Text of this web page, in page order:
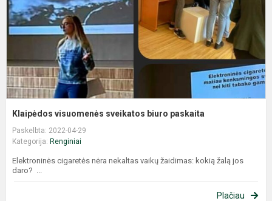
Klaipėdos visuomenės sveikatos biuro paskaita
Paskelbta: 2022-04-29
Kategorija: Renginiai
Elektroninės cigaretės nėra nekaltas vaikų žaidimas: kokią žalą jos
daro? ...
Plačiau